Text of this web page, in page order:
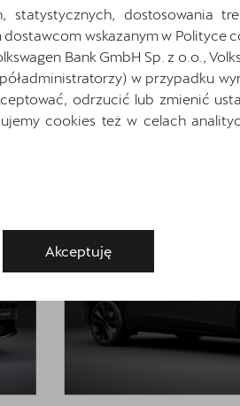
zł
Cena: 154 917 zł
statystycznych, dostosowania
wskazanym w Polityce
Bank GmbH Sp. z o.o.,
w przypadku
odrzucić lub zmienić
cookies też w celach
Akceptuję